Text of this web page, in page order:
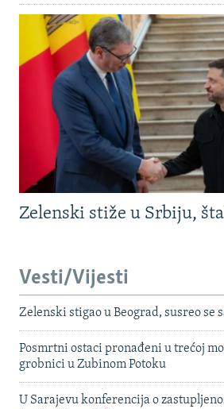
Zelenski stiže u Srbiju,
Vesti/Vijesti
Zelenski stigao u Beograd, susreo se
Posmrtni ostaci pronađeni u trećoj
grobnici u Zubinom Potoku
U Sarajevu konferencija o